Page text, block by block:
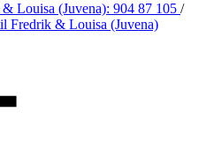
Louisa (Juvena): 904 87 105 /
Fredrik & Louisa (Juvena)